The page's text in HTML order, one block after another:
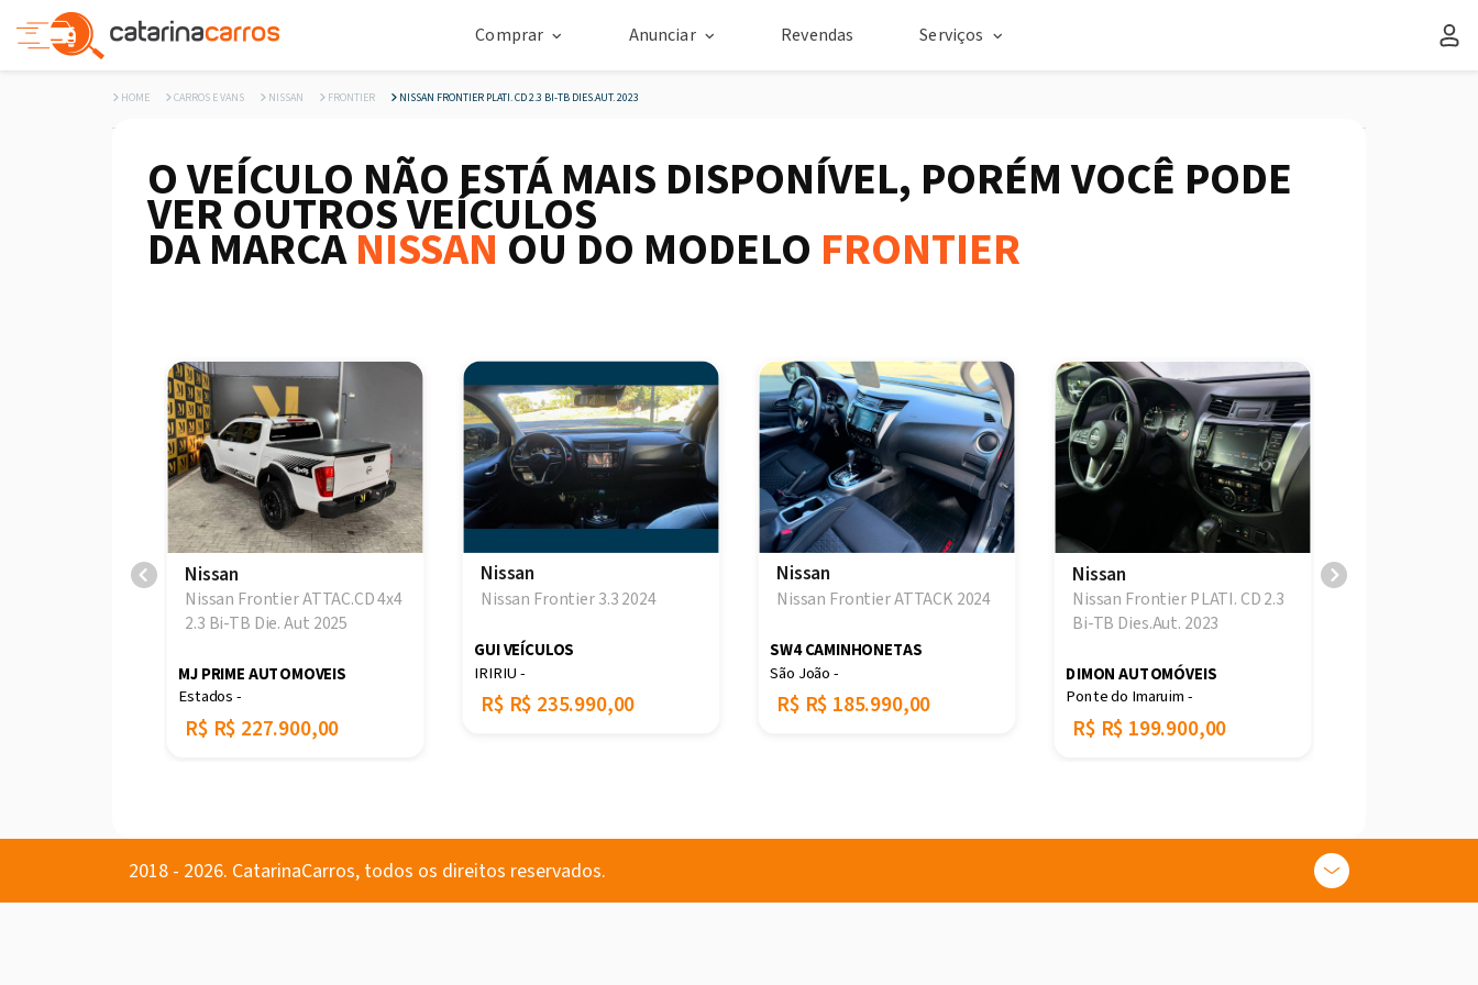
Comprar Anunciar Revendas Serviços
HOME CARROS E VANS NISSAN FRONTIER NISSAN FRONTIER PLATI. CD 2.3 BI-TB DIES.AUT. 2023
O VEÍCULO NÃO ESTÁ MAIS DISPONÍVEL, PORÉM VOCÊ PODE
VER OUTROS VEÍCULOS
DA MARCANISSANOU DO MODELO FRONTIER
Nissan
Nissan Frontier ATTAC.CD 4x4
2.3 Bi-TB Die. Aut 2025
R$ R$ 227.900,00
MJ PRIME AUTOMOVEIS
Estados -
Nissan
Nissan Frontier 3.3 2024
R$ R$ 235.990,00
GUI VEÍCULOS
IRIRIU -
Nissan
Nissan Frontier ATTACK 2024
R$ R$ 185.990,00
SW4 CAMINHONETAS
São João -
Nissan
Nissan Frontier PLATI. CD 2.3
Bi-TB Dies.Aut. 2023
R$ R$ 199.900,00
DIMON AUTOMÓVEIS
Ponte do Imaruim -
2018 - 2026. CatarinaCarros, todos os direitos reservados.